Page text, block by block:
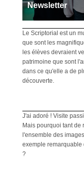
Newsletter
Inscrivez-vous
Le Scriptorial est un
que sont les
les élèves devraient
patrimoine que sont
dans ce qu'elle a de
découverte.
J'ai adoré ! Visite
Mais pourquoi tant de
l'ensemble des
exemple remarquable
?